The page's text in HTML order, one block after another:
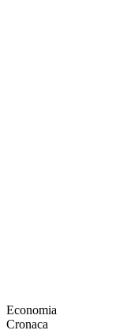
Economia
Cronaca